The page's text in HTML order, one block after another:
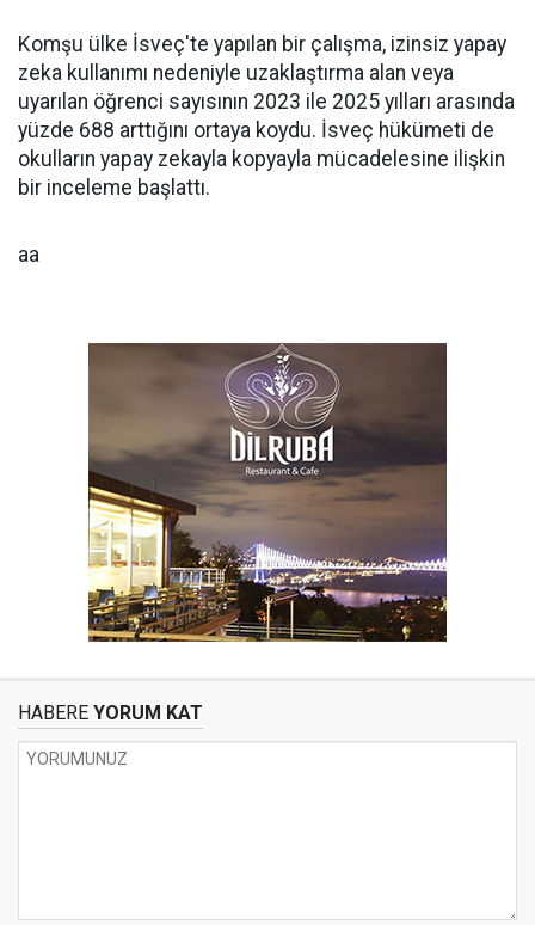
Komşu ülke İsveç'te yapılan bir çalışma, izinsiz yapay
zeka kullanımı nedeniyle uzaklaştırma alan veya
uyarılan öğrenci sayısının 2023 ile 2025 yılları arasında
yüzde 688 arttığını ortaya koydu. İsveç hükümeti de
okulların yapay zekayla kopyayla mücadelesine ilişkin
bir inceleme başlattı.
aa
HABERE YORUM KAT